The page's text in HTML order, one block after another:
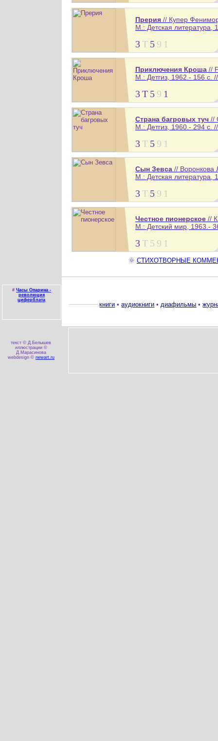
Прерия // Купер
М.: Детская литература,
3Т 5 9 1
Приключения Кроша //
М.: Детгиз, 1962.- 156 с.
3Т 5 9 1
Страна багровых туч //
М.: Детгиз, 1960.- 294 с.
3Т 5 9 1
Сын Зевса // Воронкова
М.: Детская литература,
3Т 5 9 1
Честное пионерское //
М.: Детский мир, 1963.-
3Т 5 9 1
🌞 СТИХОТВОРНЫЕ
# Часы Опарина -
революция
циферблата
книги •аудиокниги •диафильмы •
текст © Д.Белышев
иллюстрации ©
Д.Марасинова
webdesign © newart.ru